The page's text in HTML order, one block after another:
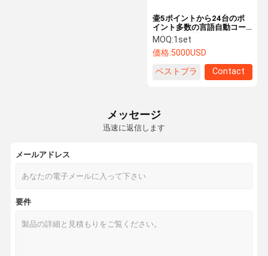
ニュース
引用を要求し
なさい
壷5ポイントから24台のポ
イント多数の言語自動コー
ディング機械18.5kg
MOQ:1set
価格:5000USD
ベストプラ
Contact
メッセージ
迅速に返信します
メールアドレス
要件